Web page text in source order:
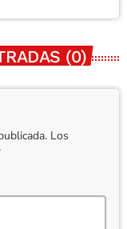
(0)
Los